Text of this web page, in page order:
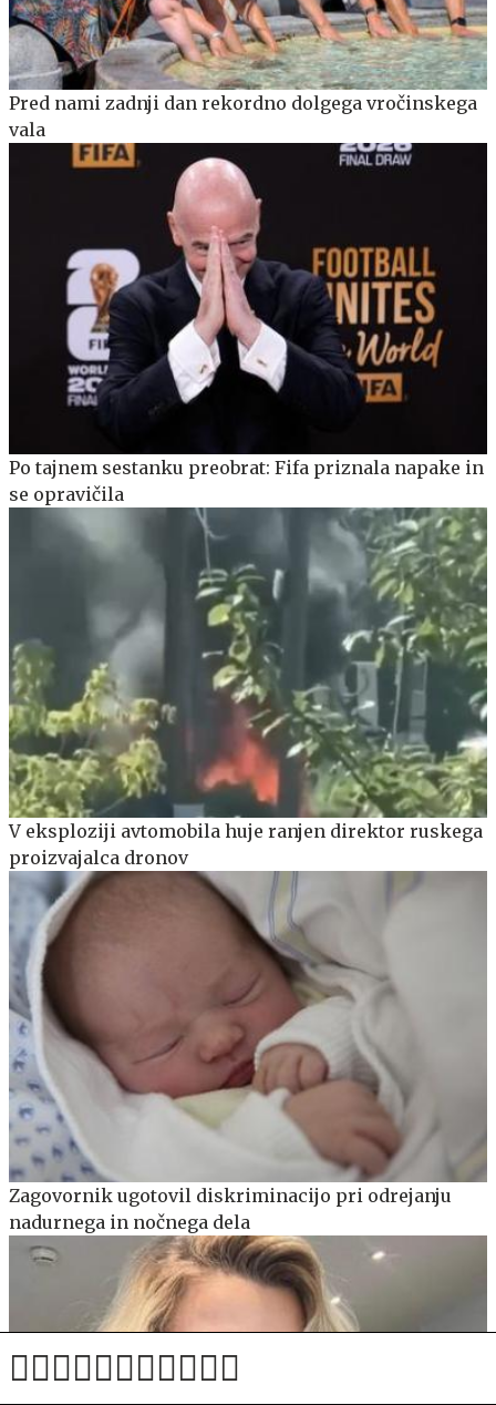
Pred nami zadnji dan rekordno dolgega vročinskega
vala
Po tajnem sestanku preobrat: Fifa priznala napake in
se opravičila
V eksploziji avtomobila huje ranjen direktor ruskega
proizvajalca dronov
Zagovornik ugotovil diskriminacijo pri odrejanju
nadurnega in nočnega dela